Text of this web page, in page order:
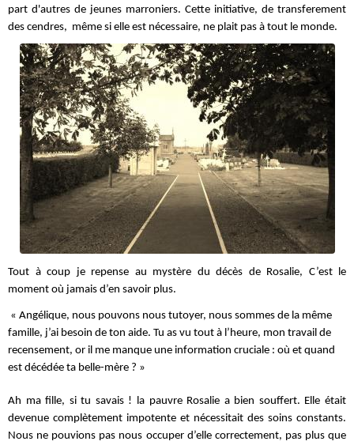
part d'autres de jeunes marroniers. Cette initiative, de transferement
des cendres, même si elle est nécessaire, ne plait pas à tout le monde.
Tout à coup je repense au mystère du décès de Rosalie, C’est le
moment où jamais d’en savoir plus.
« Angélique, nous pouvons nous tutoyer, nous sommes de la même
famille, j’ai besoin de ton aide. Tu as vu tout à l’heure, mon travail de
recensement, or il me manque une information cruciale : où et quand
est décédée ta belle-mère ? »
Ah ma fille, si tu savais ! la pauvre Rosalie a bien souffert. Elle était
devenue complètement impotente et nécessitait des soins constants.
Nous ne pouvions pas nous occuper d’elle correctement, pas plus que